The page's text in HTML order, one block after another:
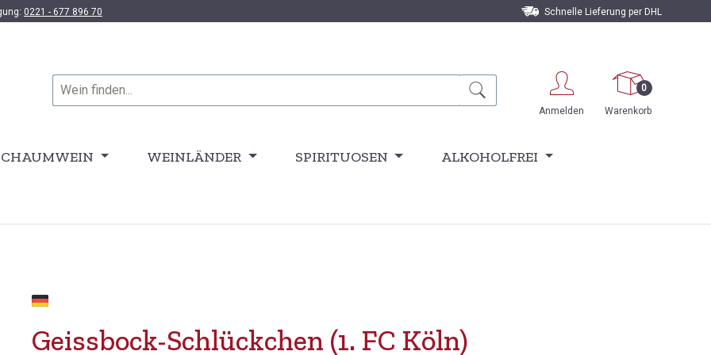
0221 - 677 896 70 Schnelle Lieferung per DHL
Anmelden
0
Warenkorb
WEINLÄNDER SPIRITUOSEN ALKOHOLFREI
Geissbock-Schlückchen (1. FC Köln)